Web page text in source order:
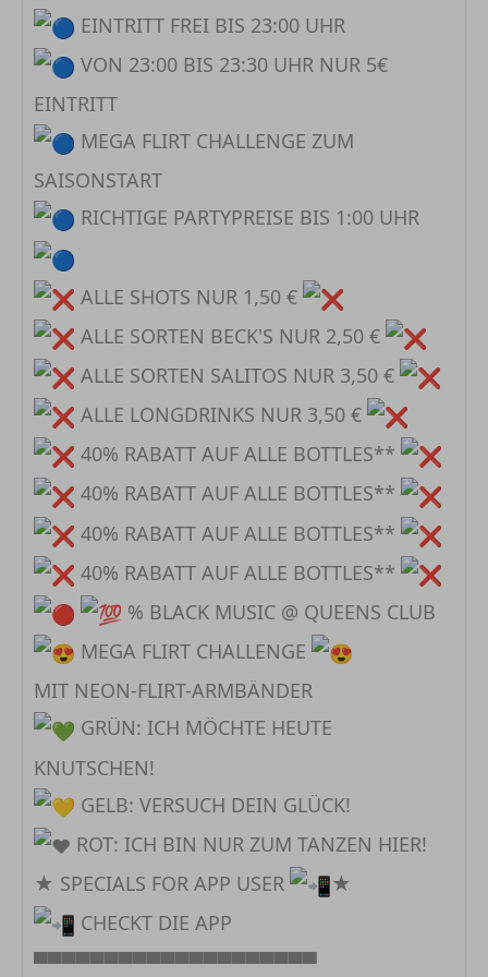
EINTRITT FREI BIS 23:00 UHR
VON 23:00 BIS 23:30 UHR NUR 5€
EINTRITT
MEGA FLIRT CHALLENGE ZUM
SAISONSTART
RICHTIGE PARTYPREISE BIS 1:00 UHR
ALLE SHOTS NUR 1,50 €
ALLE SORTEN BECK'S NUR 2,50 €
ALLE SORTEN SALITOS NUR 3,50 €
ALLE LONGDRINKS NUR 3,50 €
40% RABATT AUF ALLE BOTTLES**
40% RABATT AUF ALLE BOTTLES**
40% RABATT AUF ALLE BOTTLES**
40% RABATT AUF ALLE BOTTLES**
% BLACK MUSIC @ QUEENS CLUB
MEGA FLIRT CHALLENGE
MIT NEON-FLIRT-ARMBÄNDER
GRÜN: ICH MÖCHTE HEUTE
KNUTSCHEN!
GELB: VERSUCH DEIN GLÜCK!
ROT: ICH BIN NUR ZUM TANZEN HIER!
★ SPECIALS FOR APP USER
★
CHECKT DIE APP
▀▀▀▀▀▀▀▀▀▀▀▀▀▀▀▀▀▀▀▀